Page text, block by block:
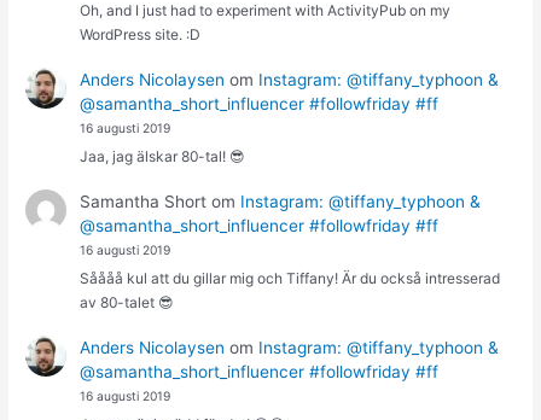
Oh, and I just had to experiment with ActivityPub on my
WordPress site. :D
Anders Nicolaysen om Instagram: @tiffany_typhoon &
@samantha_short_influencer #followfriday #ff
16 augusti 2019
Jaa, jag älskar 80-tal! 😎
Samantha Shortom Instagram: @tiffany_typhoon &
@samantha_short_influencer #followfriday #ff
16 augusti 2019
Såååå kul att du gillar mig och Tiffany! Är du också intresserad
av 80-talet 😎
Anders Nicolaysen om Instagram: @tiffany_typhoon &
@samantha_short_influencer #followfriday #ff
16 augusti 2019